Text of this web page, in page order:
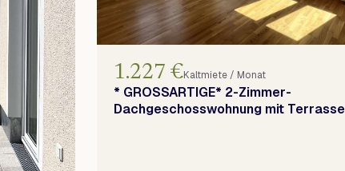
1.227 €Kaltmiete / Monat
* GROSSARTIGE* 2-Zimmer-
Dachgeschosswohnung mit Terrasse